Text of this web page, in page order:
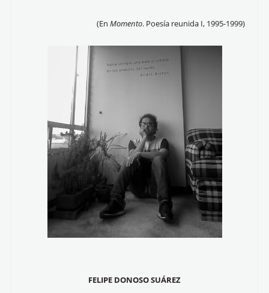
(En Momento. Poesía reunida I, 1995-1999)
FELIPE DONOSO SUÁREZ